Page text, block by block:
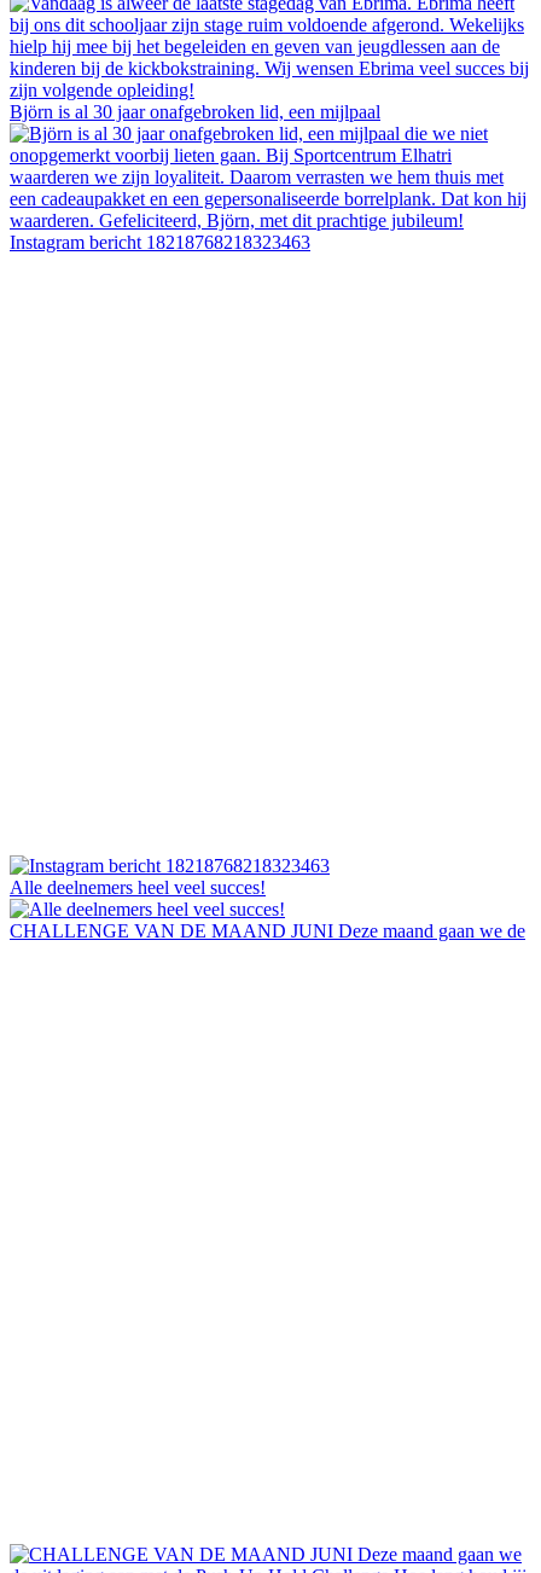
Björn is al 30 jaar onafgebroken lid, een mijlpaal
Instagram bericht 18218768218323463
Alle deelnemers heel veel succes!
CHALLENGE VAN DE MAAND JUNI Deze maand gaan we de